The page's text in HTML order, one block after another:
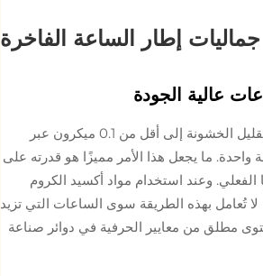
جماليات إطار الساعة الفاخرة
عالية الجودة
تُكسب تقنية التلميع المطروق أسطحًا تشبه المعدن السائل اللامع من خلال تقليل الخشونة إلى أقل من 0.1 ميكرون عبر
هذه العملية نحو 15 ساعة فقط لحافة واحدة. ما يجعل هذا الأمر مميزًا هو قدرته على
وعند استخدام مواد أكسيد الكروم
تُعامل بهذه الطريقة سوى الساعات التي تزيد
مستوى مطلق من معايير الحرفية في دوائر صناعة